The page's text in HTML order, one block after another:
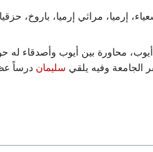
إرميا، مراثي إرميا، باروخ،
محاورة بين أيوب وأصدقاء له
الجامعة وفيه يلقي سليمان درساً